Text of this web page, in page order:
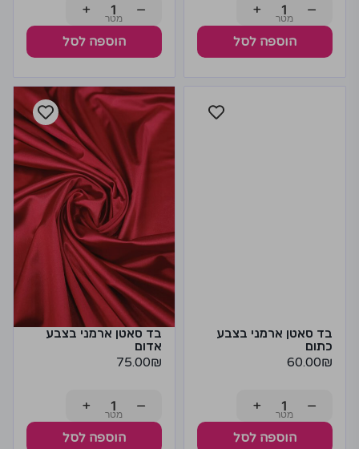
−
+
הוספה לסל
−
+
הוספה לסל
בד סאטן ארמני בצבע
כתום
60.00₪
−
+
הוספה לסל
בד סאטן ארמני בצבע
אדום
75.00₪
−
+
הוספה לסל